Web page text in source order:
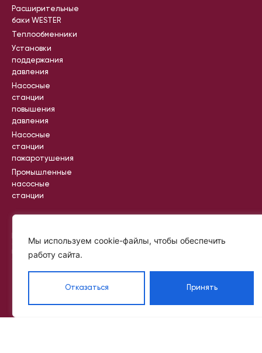
Мы используем cookie-файлы, чтобы обеспечить
работу сайта.
Отказаться Принять
Расширительные
баки WESTER
Теплообменники
Установки
поддержания
давления
Насосные
станции
повышения
давления
Насосные
станции
пожаротушения
Промышленные
насосные
станции
Вся информация на сайте носит
справочный характер и не является
публичной офертой, определяемой
статьей 437 ГК РФ
2024
2025
PROJECT
конфиде